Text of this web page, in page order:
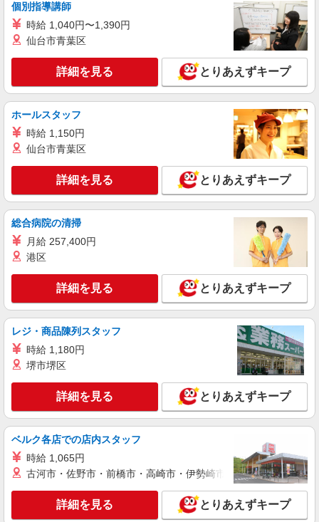
派遣社員
株式会社トラストグロース 新宿本社 第3営業部
1夜勤：38000円〜43700円 ※資格や経験など
による
埼玉県さいたま市岩槻区
キープ 詳細を見る
職業紹介
株式会社kotrio /●SW-S-1744641
岩槻駅≫高級シニアマンションの看護職員募集
♪負担少なめ◎
【正社員】月給320,000〜500,000円 ・基本
給：280,000円〜420,000円 ・調整手当：10,000
円〜30,000円 ・職務手当：10,000円〜30,000円 ・
固定残業手当：20,000円（10時間） ※固定残業時
間を超過する場合には超過勤務手当として別途支
給 ・夜勤手当：10,000円/1回（上記給与とは別に
支給）
キープ 詳細を見る
株式会社kotrio /●SW-S-2022680
岩槻駅チカ≫医療現場で専門スキルを磨く看護
時給1550円〜2312円 ＜交通費全支給(ガソリ
ン代含む)＞
岩槻
派遣社員
【職場環境◎】よすぎて全私が泣いた≫看護助
個別指導講師
時給 1,040円〜1,390円
仙台市青葉区
詳細を見る とりあえずキープ
ホールスタッフ
時給 1,150円
仙台市青葉区
詳細を見る とりあえずキープ
総合病院の清掃
月給 257,400円
港区
詳細を見る とりあえずキープ
レジ・商品陳列スタッフ
時給 1,180円
堺市堺区
詳細を見る とりあえずキープ
ベルク各店での店内スタッフ
時給 1,065円
古河市・佐野市・前橋市・高崎市・伊勢崎市・太田市・館林市
詳細を見る とりあえずキープ